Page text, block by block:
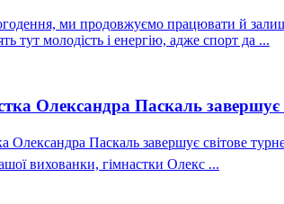
ми продовжуємо працювати й
тут молодість і енергію, адже спорт да ...
Олександра Паскаль
Олександра Паскаль завершує світове
вихованки, гімнастки Олекс ...